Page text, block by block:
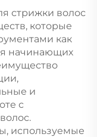
стрижки волос
которые
как
начинающих
и
с
используемые